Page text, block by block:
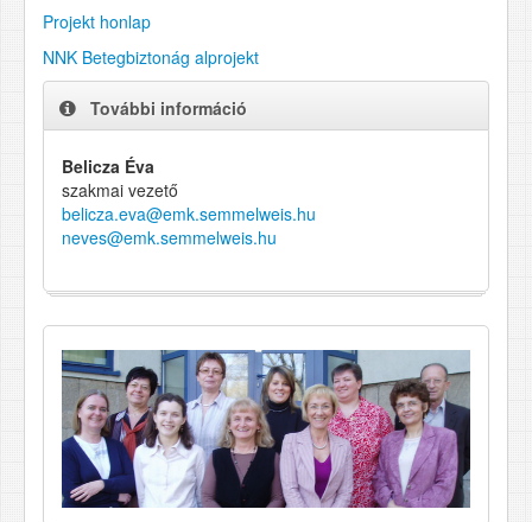
Projekt honlap
NNK Betegbiztonág alprojekt
További információ
Belicza Éva
szakmai vezető
belicza.eva@emk.semmelweis.hu
neves@emk.semmelweis.hu